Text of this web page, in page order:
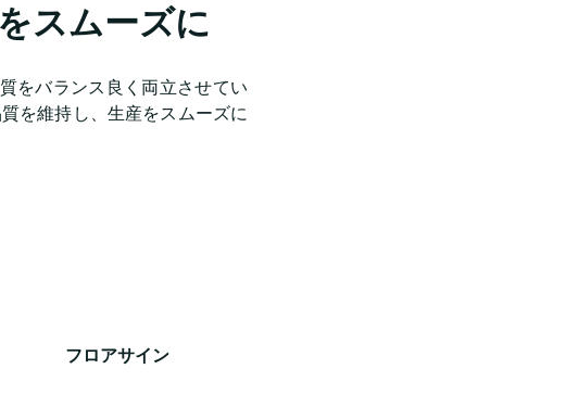
スムーズに
をバランス良く両立させてい
を維持し、生産をスムーズに
フロアサイン